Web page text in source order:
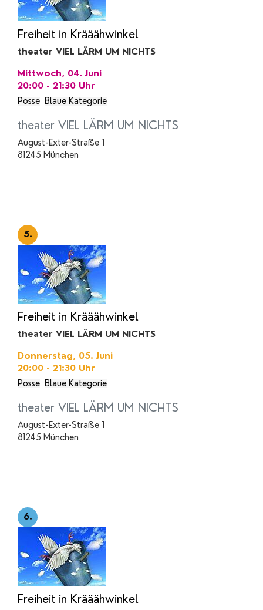
Freiheit in Krääähwinkel
theater VIEL LÄRM UM NICHTS
Mittwoch, 04. Juni
20:00 - 21:30 Uhr
Posse Blaue Kategorie
theater VIEL LÄRM UM NICHTS
August-Exter-Straße 1
81245 München
5.
Freiheit in Krääähwinkel
theater VIEL LÄRM UM NICHTS
Donnerstag, 05. Juni
20:00 - 21:30 Uhr
Posse Blaue Kategorie
theater VIEL LÄRM UM NICHTS
August-Exter-Straße 1
81245 München
6.
Freiheit in Krääähwinkel